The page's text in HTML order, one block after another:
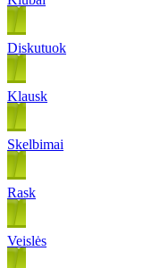
Diskutuok
Klausk
Skelbimai
Rask
Veislės